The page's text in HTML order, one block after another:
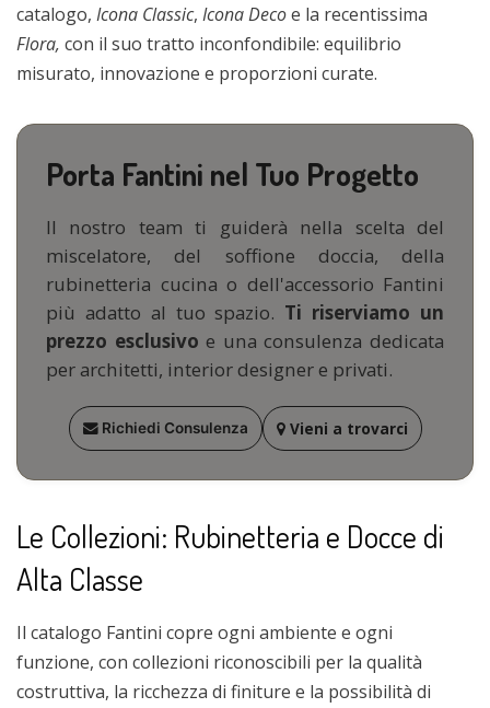
catalogo, Icona Classic, Icona Decoe la recentissima
Flora, con il suo tratto inconfondibile: equilibrio
misurato, innovazione e proporzioni curate.
Porta Fantini nel Tuo Progetto
Il nostro team ti guiderà nella scelta del
miscelatore, del soffione doccia, della
rubinetteria cucina o dell'accessorio Fantini
più adatto al tuo spazio. Ti riserviamo un
prezzo esclusivo e una consulenza dedicata
per architetti, interior designer e privati.
Richiedi Consulenza Vieni a trovarci
Le Collezioni: Rubinetteria e Docce di
Alta Classe
Il catalogo Fantini copre ogni ambiente e ogni
funzione, con collezioni riconoscibili per la qualità
costruttiva, la ricchezza di finiture e la possibilità di